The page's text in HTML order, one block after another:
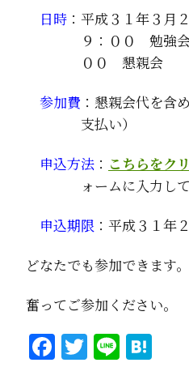
日時 ：平成３１年３月
９：００ 勉強
００ 懇親会
参加費 ：懇親会代を含
支払い）
申込方法 ： こちらをク
ォームに入力し
申込期限 ：平成３１年
どなたでも参加できます。
奮ってご参加ください。
Facebook
Twitter
Line